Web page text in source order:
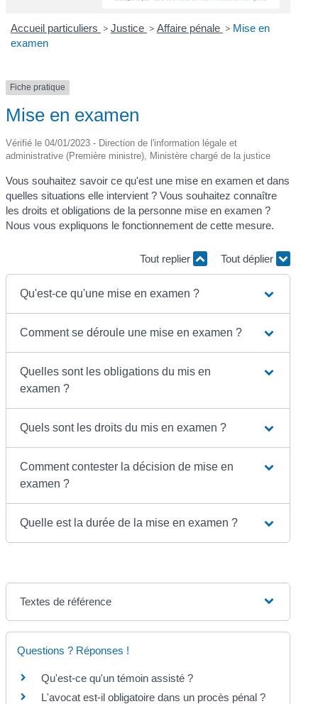
Accueil particuliers > Justice > Affaire pénale > Mise en
examen
Fiche pratique
Mise en examen
Vérifié le 04/01/2023 - Direction de l'information légale et
administrative (Première ministre), Ministère chargé de la justice
Vous souhaitez savoir ce qu'est une mise en examen et dans
quelles situations elle intervient ? Vous souhaitez connaître
les droits et obligations de la personne mise en examen ?
Nous vous expliquons le fonctionnement de cette mesure.
Tout replier Tout déplier
Qu'est-ce qu'une mise en examen ?
Comment se déroule une mise en examen ?
Quelles sont les obligations du mis en
examen ?
Quels sont les droits du mis en examen ?
Comment contester la décision de mise en
examen ?
Quelle est la durée de la mise en examen ?
Textes de référence
Questions ? Réponses !
Qu'est-ce qu'un témoin assisté ?
L'avocat est-il obligatoire dans un procès pénal ?